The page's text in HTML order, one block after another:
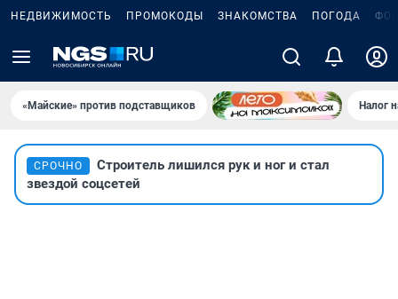
НЕДВИЖИМОСТЬ ПРОМОКОДЫ ЗНАКОМСТВА ПОГОДА
«Майские» против подставщиков Налог
СРОЧНО
Строитель лишился рук и ног и стал
звездой соцсетей